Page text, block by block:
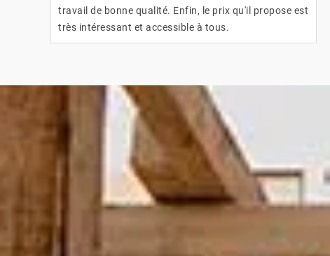
travail de bonne qualité. Enfin, le prix qu'il propose est
très intéressant et accessible à tous.